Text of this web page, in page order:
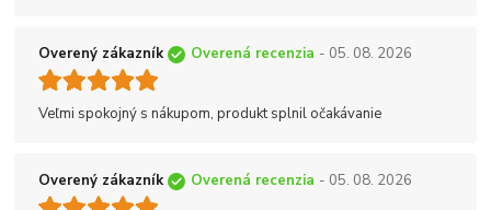
Overený zákazník Overená recenzia - 05. 08. 2026
Veľmi spokojný s nákupom, produkt splnil očakávanie
Overený zákazník Overená recenzia - 05. 08. 2026